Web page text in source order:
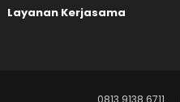
Layanan Kerjasama
0813 9138 6711